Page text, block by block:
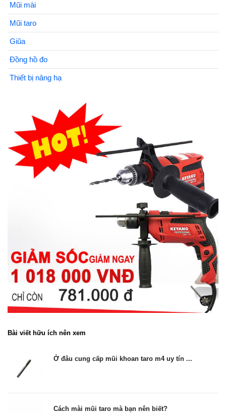
Mũi mài
Mũi taro
Giũa
Đồng hồ đo
Thiết bị nâng hạ
Bài viết hữu ích nên xem
Ở đâu cung cấp mũi khoan taro m4 uy tín ...
Cách mài mũi taro mà bạn nên biết?